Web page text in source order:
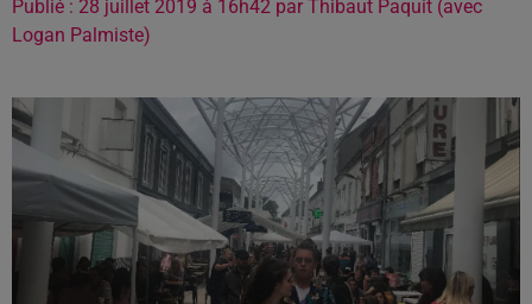
Publié : 28 juillet 2019 à 16h42 par Thibaut Paquit (avec
Logan Palmiste)